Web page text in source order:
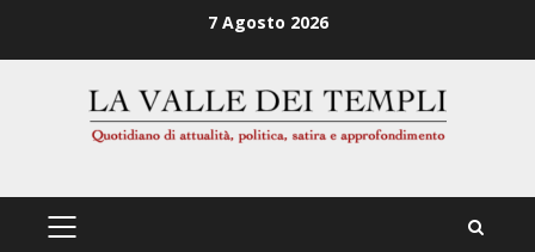
7 Agosto 2026
PRIMÄRES